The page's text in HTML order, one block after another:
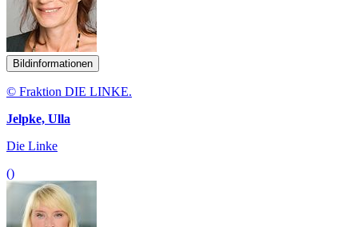
Bildinformationen
© Fraktion DIE LINKE.
Jelpke, Ulla
Die Linke
()